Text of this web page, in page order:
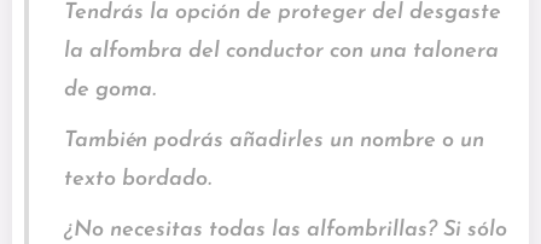
Tendrás la opción de proteger del desgaste
la alfombra del conductor con una talonera
de goma.
También podrás añadirles un nombre o un
texto bordado.
¿No necesitas todas las alfombrillas? Si sólo